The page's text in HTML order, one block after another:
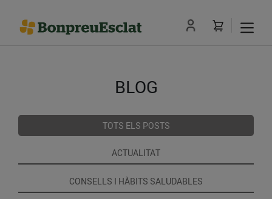
BLOG
TOTS ELS POSTS
ACTUALITAT
CONSELLS I HÀBITS SALUDABLES